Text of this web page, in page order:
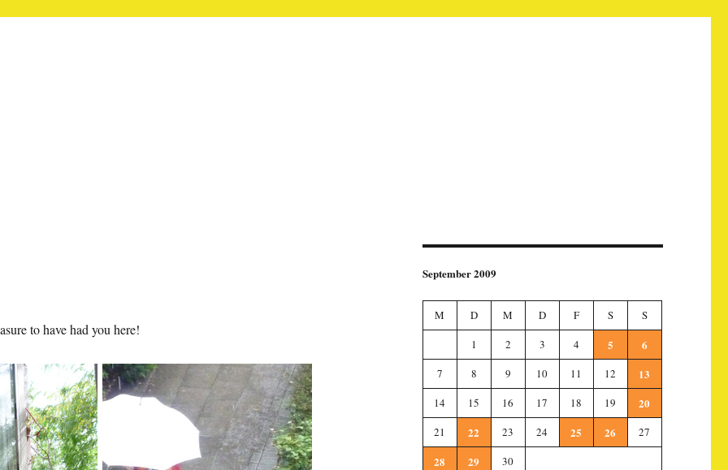
to have had you here!
September 2009
M D M D F S
S
1
2 3 4 5 6
7 8 9 10 11 12 13
14 15 16 17 18 19 20
21 22 23 24 25 26 27
28 29
30